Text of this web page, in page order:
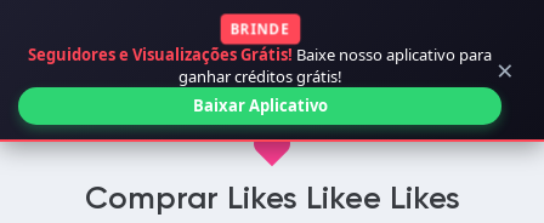
BRINDE
Seguidores e Visualizações Grátis! Baixe nosso aplicativo para
ganhar créditos grátis!
Baixar Aplicativo
×
Comprar Likes Likee Likes